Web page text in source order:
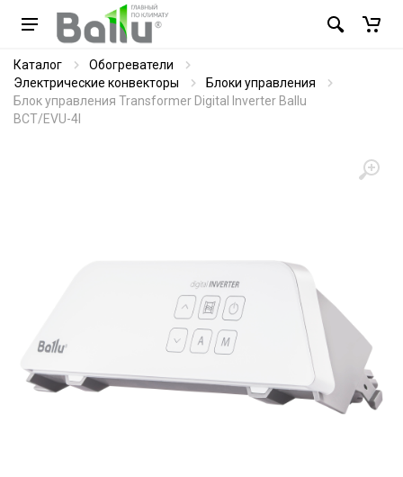
Каталог
Обогреватели
Электрические конвекторы
Блоки управления
Блок управления Transformer Digital Inverter Ballu
BCT/EVU-4I